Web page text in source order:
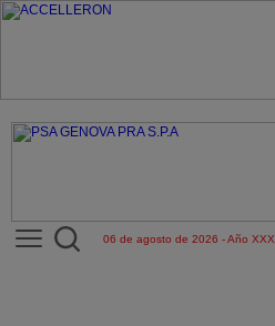
06 de agosto de 2026 - Año XXX